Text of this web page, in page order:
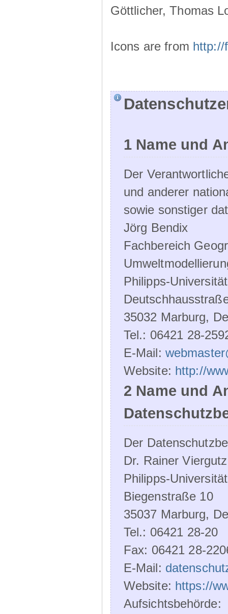
Göttlicher, Thomas
Icons are from http://
1 Name und
Der
und anderer
sowie sonstiger
Jörg Bendix
Fachbereich
Philipps-
35032 Marburg,
Tel.: 06421 28-
E-Mail:
Website: http://
2 Name und
Der
Dr. Rainer Viergutz
Philipps-
Biegenstraße 10
35037 Marburg,
Tel.: 06421 28-20
Fax: 06421 28-
E-Mail:
Website: https://
Aufsichtsbehörde: